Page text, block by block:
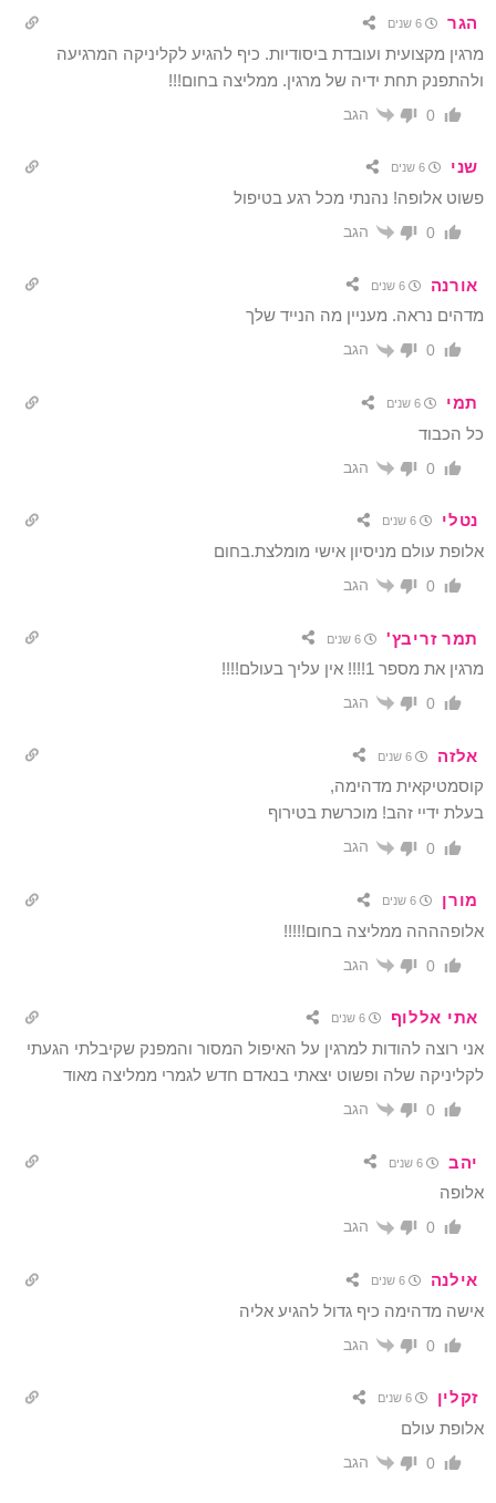
הגר 6 שנים
מרגין מקצועית ועובדת ביסודיות. כיף להגיע לקליניקה המרגיעה
ולהתפנק תחת ידיה של מרגין. ממליצה בחום!!!
0 הגב
שני 6 שנים
פשוט אלופה! נהנתי מכל רגע בטיפול
0 הגב
אורנה 6 שנים
מדהים נראה. מעניין מה הנייד שלך
0 הגב
תמי 6 שנים
כל הכבוד
0 הגב
נטלי 6 שנים
אלופת עולם מניסיון אישי מומלצת.בחום
0 הגב
תמר זריבץ'
מרגין את מספר 1!!!! אין עליך בעולם!!!!
0 הגב
אלזה 6 שנים
קוסמטיקאית מדהימה,
בעלת ידיי זהב! מוכרשת בטירוף
0 הגב
מורן 6 שנים
אלופהההה ממליצה בחום!!!!!
0 הגב
אתי אללוף 6 שנים
אני רוצה להודות למרגין על האיפול המסור והמפנק שקיבלתי הגעתי
לקליניקה שלה ופשוט יצאתי בנאדם חדש לגמרי ממליצה מאוד
0 הגב
יהב 6 שנים
אלופה
0 הגב
אילנה 6 שנים
אישה מדהימה כיף גדול להגיע אליה
0 הגב
זקלין 6 שנים
אלופת עולם
0 הגב